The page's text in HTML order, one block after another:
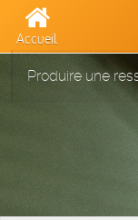
Accueil